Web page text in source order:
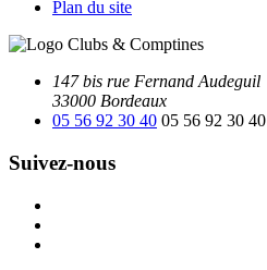
Plan du site
147 bis rue Fernand Audeguil
33000 Bordeaux
05 56 92 30 40 05 56 92 30 40
Suivez-nous